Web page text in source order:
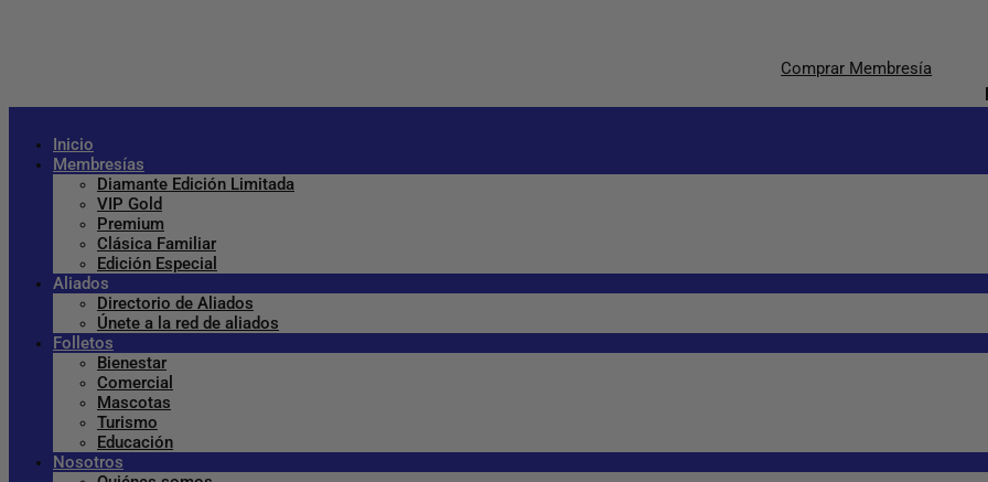
Comprar Membresía
Inicio
Membresías
Diamante Edición Limitada
VIP Gold
Premium
Clásica Familiar
Edición Especial
Aliados
Directorio de Aliados
Únete a la red de aliados
Folletos
Bienestar
Comercial
Mascotas
Turismo
Educación
Nosotros